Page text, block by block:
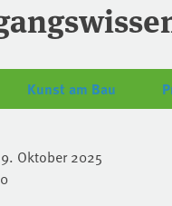
Kunst am Bau
Oktober 2025